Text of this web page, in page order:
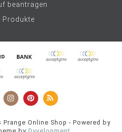
beantragen
Produkte
Online Shop - Powered by